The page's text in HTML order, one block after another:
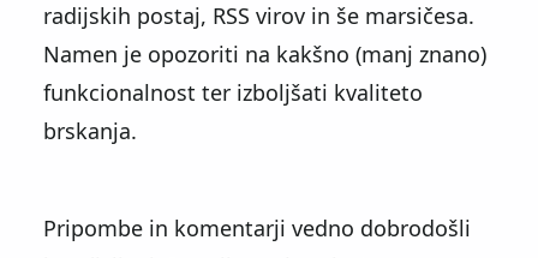
radijskih postaj, RSS virov in še marsičesa.
Namen je opozoriti na kakšno (manj znano)
funkcionalnost ter izboljšati kvaliteto
brskanja.
Pripombe in komentarji vedno dobrodošli